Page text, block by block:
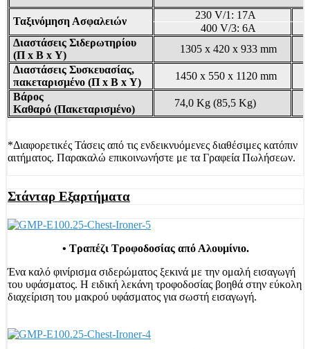
Ταξινόμηση Ασφαλειών
230 V/1: 17A
400 V/3: 6A
Διαστάσεις Σιδερωτηρίου
(Π x Β x Υ)
1305 x 420 x 933 mm
Διαστάσεις Συσκευασίας,
πακεταρισμένο (Π x Β x Υ)
1450 x 550 x 1120 mm
Βάρος
Καθαρό (Πακεταρισμένο)
74,0 Kg (85,5 Kg)
*Διαφορετικές Τάσεις από τις ενδεικνυόμενες διαθέσιμες κατόπιν
αιτήματος. Παρακαλώ επικοινωνήστε με τα Γραφεία Πωλήσεων.
Στάνταρ Εξαρτήματα
• Τραπέζι Τροφοδοσίας από Αλουμίνιο.
Ένα καλό φινίρισμα σιδερώματος ξεκινά με την ομαλή εισαγωγή
του υφάσματος. Η ειδική λεκάνη τροφοδοσίας βοηθά στην εύκολη
διαχείριση του μακρού υφάσματος για σωστή εισαγωγή.